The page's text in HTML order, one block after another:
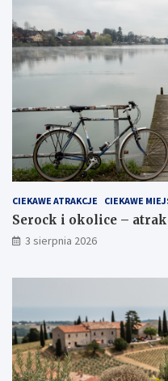
CIEKAWE ATRAKCJE CIEKAWE
Serock i okolice –
3 sierpnia 2026